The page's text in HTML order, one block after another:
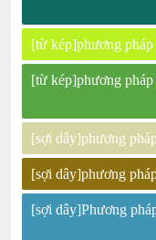
[từ kép]phương
[từ kép]phương
[sợi dây]phương
[sợi dây]phương
[sợi dây]Phương